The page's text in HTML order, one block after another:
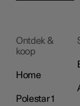
Ontdek &
koop
Home
Polestar 1